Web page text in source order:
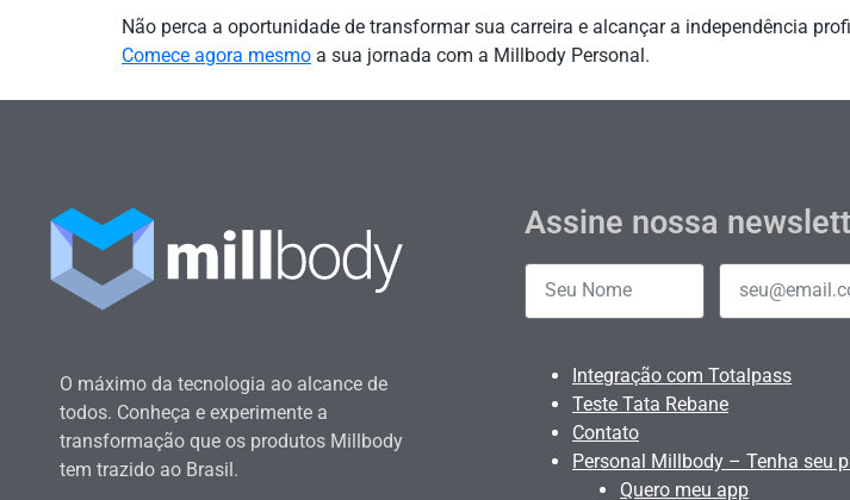
Não perca a oportunidade de transformar sua carreira e alcançar a independência
Comece agora mesmo a sua jornada com a Millbody Personal.
O máximo da tecnologia ao alcance de
todos. Conheça e experimente a
transformação que os produtos Millbody
tem trazido ao Brasil.
Assine nossa
Integração com Totalpass
Teste Tata Rebane
Contato
Personal Millbody – Tenha seu
Quero meu app